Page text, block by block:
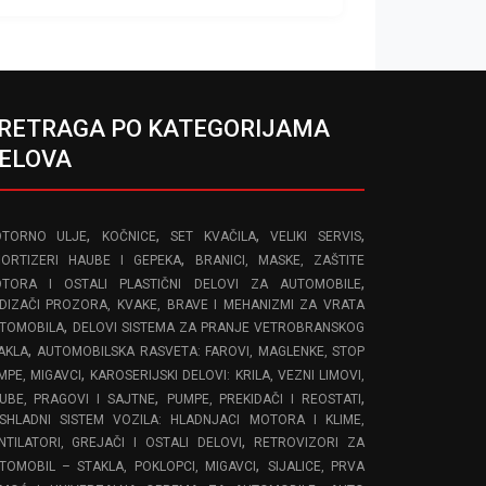
PO KATEGORIJAMA
ULJE, KOČNICE,SET KVAČILA,VELIKI SERVIS,
HAUBE I GEPEKA,
BRANICI, MASKE, ZAŠTITE
I OSTALI PLASTIČNI DELOVI ZA AUTOMOBILE,
PROZORA, KVAKE, BRAVE I MEHANIZMI ZA VRATA
, DELOVI SISTEMA ZA PRANJE VETROBRANSKOG
, AUTOMOBILSKA RASVETA: FAROVI, MAGLENKE, STOP
MIGAVCI, KAROSERIJSKI DELOVI: KRILA, VEZNI LIMOVI,
PRAGOVI I SAJTNE, PUMPE, PREKIDAČI I REOSTATI,
SISTEM VOZILA: HLADNJACI MOTORA I KLIME,
GREJAČI I OSTALI DELOVI,
RETROVIZORI ZA
– STAKLA, POKLOPCI, MIGAVCI,
SIJALICE, PRVA